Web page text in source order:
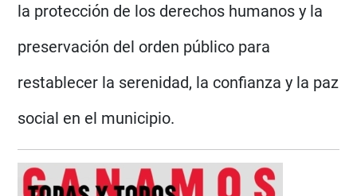
la protección de los derechos humanos y la
preservación del orden público para
restablecer la serenidad, la confianza y la paz
social en el municipio.